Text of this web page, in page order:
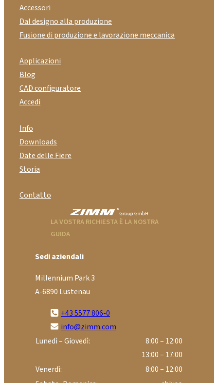
Accessori
Dal designo alla produzione
Fusione di produzione e lavorazione meccanica
Applicazioni
Blog
CAD configuratore
Accedi
Info
Downloads
Date delle Fiere
Storia
Contatto
LA VOSTRA RICHIESTA È LA NOSTRA
GUIDA
Sedi aziendali
Millennium Park 3
A-6890 Lustenau
+43 5577 806-0
info@zimm.com
Lunedì – Giovedì:
8:00 – 12:00
13:00 – 17:00
Venerdì:
8:00 – 12:00